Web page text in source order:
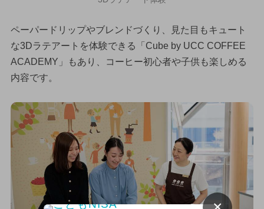
ペーパードリップやブレンドづくり、見た目もキュート
な3Dラテアートを体験できる「Cube by UCC COFFEE
ACADEMY」もあり、コーヒー初心者や子供も楽しめる
内容です。